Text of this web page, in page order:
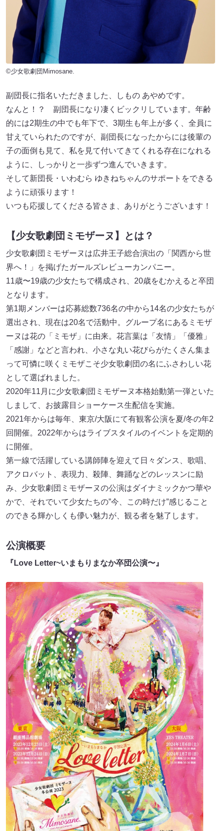
©少女歌劇団Mimosane.
副団長に指名いただきました、しもの あやめです。
なんと！？ 副団長になり凄くビックリしています。年齢
的には2期生の中でも年下で、3期生も年上が多く、全員に
甘えていられたのですが、副団長になったからには後輩の
子の面倒も見て、私を見て付いてきてくれる存在になれる
ように、しっかりと一歩ずつ進んでいきます。
そして新団長・いわむら ゆきねちゃんのサポートをできる
ように頑張ります！
いつも応援してくださる皆さま、ありがとうございます！
【少女歌劇団ミモザーヌ】とは？
少女歌劇団ミモザーヌは広井王子総合演出の「関西から世
界へ！」を掲げたガールズレビューカンパニー。
11歳〜19歳の少女たちで構成され、20歳をむかえると卒団
となります。
第1期メンバーは応募総数736名の中から14名の少女たちが
選出され、現在は20名で活動中。グループ名にあるミモザ
ーヌは花の「ミモザ」に由来。花言葉は「友情」「優雅」
「感謝」などと言われ、小さな丸い花びらがたくさん集ま
って可憐に咲くミモザこそ少女歌劇団の名にふさわしい花
として選ばれました。
2020年11月に少女歌劇団ミモザーヌ本格始動第一弾といた
しまして、お披露目ショーケース生配信を実施。
2021年からは毎年、東京/大阪にて有観客公演を夏/冬の年2
回開催。2022年からはライブスタイルのイベントを定期的
に開催。
第一線で活躍している講師陣を迎えて日々ダンス、歌唱、
アクロバット、表現力、殺陣、舞踊などのレッスンに励
み、少女歌劇団ミモザーヌの公演はダイナミックかつ華や
かで、それでいて少女たちの”今、この時だけ”感じること
のできる輝かしくも儚い魅力が、観る者を魅了します。
公演概要
『Love Letter~いまもりまなか卒団公演〜』